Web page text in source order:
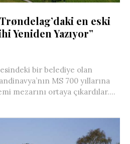
en eski
Yeniden Yazıyor”
bir belediye olan
MS 700 yıllarına
mezarını ortaya çıkardılar....